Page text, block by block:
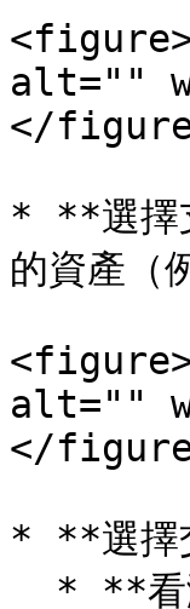
alt=""
</
* **選擇
的資產
alt=""
</
* **選擇